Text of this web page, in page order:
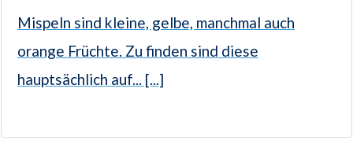
Mispeln sind kleine, gelbe, manchmal auch
orange Früchte. Zu finden sind diese
hauptsächlich auf... [...]